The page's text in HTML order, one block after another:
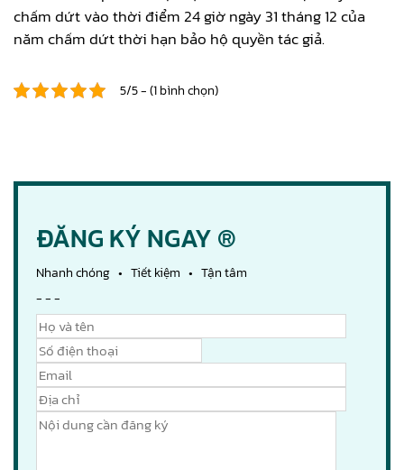
chấm dứt vào thời điểm 24 giờ ngày 31 tháng 12 của
năm chấm dứt thời hạn bảo hộ quyền tác giả.
5/5 - (1 bình chọn)
ĐĂNG KÝ NGAY ®
Nhanh chóng • Tiết kiệm • Tận tâm
- - -